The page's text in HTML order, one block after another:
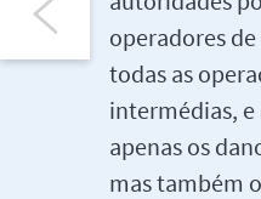
operadores
todas as
intermédias,
apenas os
mas também